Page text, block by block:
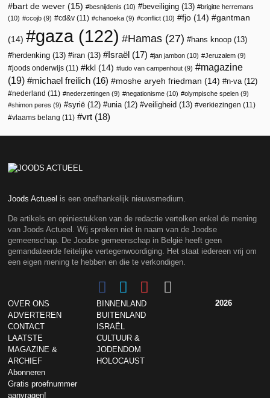
bart de wever (15) besnijdenis (10) beveiliging (13)
brigitte herremans
(10)
ccojb (9) cd&v (11) chanoeka (9) conflict (10) fjo (14) gantman
(14) gaza(122) Hamas (27) hans knoop (13)
herdenking (13) iran (13) Israël (17) jan jambon (10) Jeruzalem (9)
joods onderwijs (11) kkl (14) ludo van campenhout (9)
magazine
(19)
michael freilich (16) moshe aryeh friedman (14) n-va(12)
nederland (11) nederzettingen (9) negationisme (10) olympische spelen (9)
shimon peres (9) syrië (12) unia(12) veiligheid (13) verkiezingen (11)
vlaams belang (11) vrt (18)
Joods Actueel is een onafhankelijk nieuwsmedium.
De artikels en opiniestukken van de redactie vertolken enkel de mening
van Joods Actueel. Wij spreken niet in naam van de Joodse
gemeenschap. De Joodse gemeenschap in België heeft geen
gemandateerde feitelijke vertegenwoordiging. Het staat iedereen vrij om
een eigen mening te hebben en die te verkondigen.
OVER ONS
ADVERTEREN
CONTACT
LAATSTE
MAGAZINE &
ARCHIEF
Abonneren
Gratis proefnummer
aanvragen!
BINNENLAND
BUITENLAND
ISRAËL
CULTUUR &
JODENDOM
HOLOCAUST
2026